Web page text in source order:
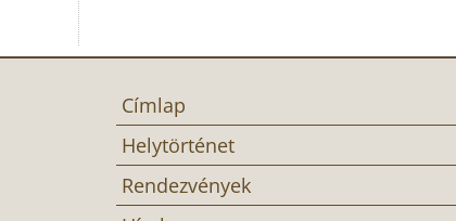
Címlap
Helytörténet
Rendezvények